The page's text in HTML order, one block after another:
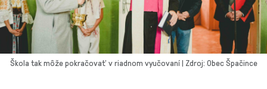
Škola tak môže pokračovať v riadnom vyučovaní | Zdroj: Obec Špačince